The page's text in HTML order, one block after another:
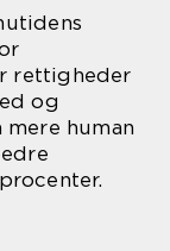
rettigheder
og
human